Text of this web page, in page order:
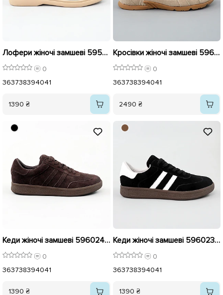
Лофери жіночі замшеві 595992 Чорні
0
363738394041
1390 ₴
Кросівки жіночі замшеві 596138 Бежеві
0
363738394041
2490 ₴
Кеди жіночі замшеві 596024 Шоколад
0
363738394041
1390 ₴
Кеди жіночі замшеві 596023 Чорні
0
363738394041
1390 ₴